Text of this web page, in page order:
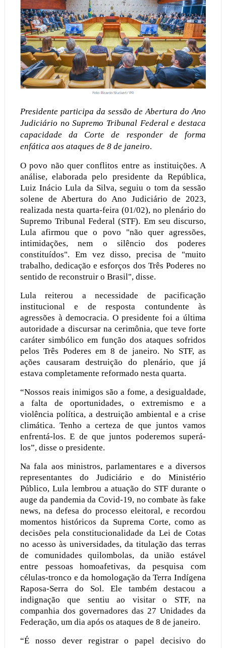
Presidente participa da sessão de Abertura do Ano
Judiciário no Supremo Tribunal Federal e destaca
capacidade da Corte de responder de forma
enfática aos ataques de 8 de janeiro.
O povo não quer conflitos entre as instituições. A
análise, elaborada pelo presidente da República,
Luiz Inácio Lula da Silva, seguiu o tom da sessão
solene de Abertura do Ano Judiciário de 2023,
realizada nesta quarta-feira (01/02), no plenário do
Supremo Tribunal Federal (STF). Em seu discurso,
Lula afirmou que o povo "não quer agressões,
intimidações, nem o silêncio dos poderes
constituídos". Em vez disso, precisa de "muito
trabalho, dedicação e esforços dos Três Poderes no
sentido de reconstruir o Brasil", disse.
Lula reiterou a necessidade de pacificação
institucional e de resposta contundente às
agressões à democracia. O presidente foi a última
autoridade a discursar na cerimônia, que teve forte
caráter simbólico em função dos ataques sofridos
pelos Três Poderes em 8 de janeiro. No STF, as
ações causaram destruição do plenário, que já
estava completamente reformado nesta quarta.
“Nossos reais inimigos são a fome, a desigualdade,
a falta de oportunidades, o extremismo e a
violência política, a destruição ambiental e a crise
climática. Tenho a certeza de que juntos vamos
enfrentá-los. E de que juntos poderemos superá-
los”, disse o presidente.
Na fala aos ministros, parlamentares e a diversos
representantes do Judiciário e do Ministério
Público, Lula lembrou a atuação do STF durante o
auge da pandemia da Covid-19, no combate às fake
news, na defesa do processo eleitoral, e recordou
momentos históricos da Suprema Corte, como as
decisões pela constitucionalidade da Lei de Cotas
no acesso às universidades, da titulação das terras
de comunidades quilombolas, da união estável
entre pessoas homoafetivas, da pesquisa com
células-tronco e da homologação da Terra Indígena
Raposa-Serra do Sol. Ele também destacou a
indignação que sentiu ao visitar o STF, na
companhia dos governadores das 27 Unidades da
Federação, um dia após os ataques de 8 de janeiro.
“É nosso dever registrar o papel decisivo do